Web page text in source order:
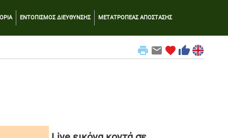
ΕΝΤΟΠΙΣΜΟΣ ΔΙΕΥΘΥΝΣΗΣ ΜΕΤΑΤΡΟΠΕΑΣ ΑΠΟΣΤΑΣΗΣ
print email favorite thumb_up